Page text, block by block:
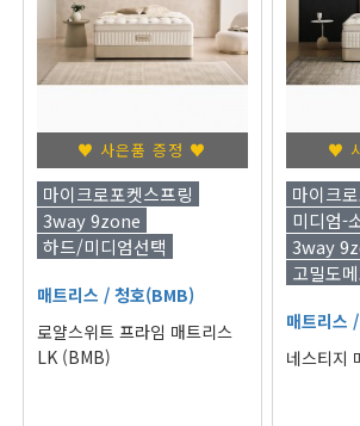
♥ 사은품 증정 ♥
마이크로포켓스프링
3way 9zone
하드/미디엄선택
매트리스 / 청호(BMB)
로얄스위트 프라임 매트리스
LK (BMB)
♥
마이크
미디엄-
3way
고밀도
매트리스
네스티지